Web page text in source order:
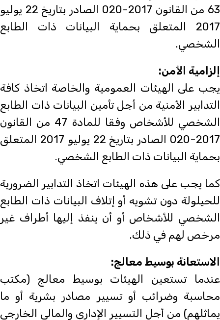
63 من القانون 2017-020 الصادر بتاريخ 22 يوليو
2017 المتعلق بحماية البيانات ذات الطابع
الشخصي.
إلزامية الأمن:
يجب على الهيئات العمومية والخاصة اتخاذ كافة
التدابير الأمنية من أجل تأمين البيانات ذات الطابع
الشخصي للأشخاص وفقا للمادة 47 من القانون
2017-020 الصادر بتاريخ 22 يوليو 2017 المتعلق
بحماية البيانات ذات الطابع الشخصي.
كما يجب على هذه الهيئات اتخاذ التدابير الضرورية
للحيلولة دون تشويه أو إتلاف البيانات ذات الطابع
الشخصي للأشخاص أو أن ينفذ إليها أطراف غير
مرخص لهم في ذلك.
الاستعانة بوسيط معالج:
عندما تستعين الهيئات بوسيط معالج (مكتب
محاسبة وضرائب أو تسيير مصادر بشرية أو ما
يماثلهم) من أجل التسيير الإداري والمالي الخارجي